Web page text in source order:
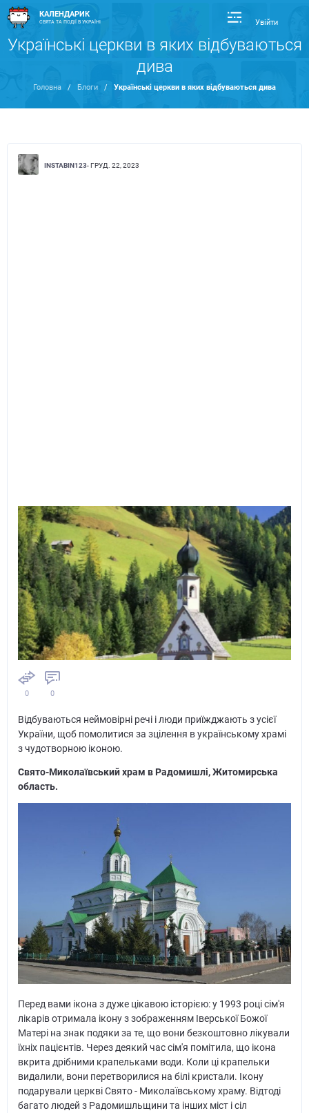
КАЛЕНДАРИК
СВЯТА ТА ПОДІЇ В УКРАЇНІ Увійти
Українські церкви в яких відбуваються
дива
Головна / Блоги / Українські церкви в яких відбуваються дива
INSTABIN123- ГРУД. 22, 2023
0 0
Відбуваються неймовірні речі і люди приїжджають з усієї
України, щоб помолитися за зцілення в українському храмі
з чудотворною іконою.
Свято-Миколаївський храм в Радомишлі, Житомирська
область.
Перед вами ікона з дуже цікавою історією: у 1993 році сім'я
лікарів отримала ікону з зображенням Іверської Божої
Матері на знак подяки за те, що вони безкоштовно лікували
їхніх пацієнтів. Через деякий час сім'я помітила, що ікона
вкрита дрібними крапельками води. Коли ці крапельки
видалили, вони перетворилися на білі кристали. Ікону
подарували церкві Свято - Миколаївському храму. Відтоді
багато людей з Радомишльщини та інших міст і сіл